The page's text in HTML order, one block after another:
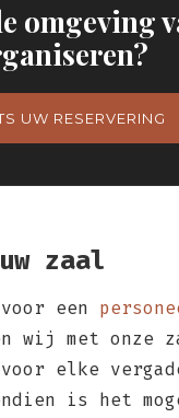
omgeving
UW RESERVERING
zaal
een
wij met onze
elke
is het